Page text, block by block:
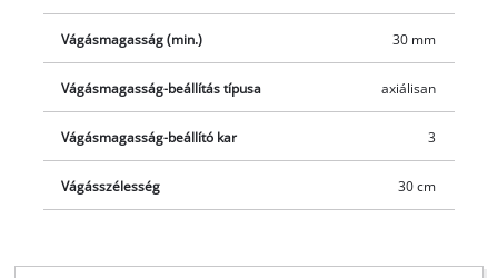
Vágásmagasság (min.) 30 mm
Vágásmagasság-beállítás típusa axiálisan
Vágásmagasság-beállító kar 3
Vágásszélesség 30 cm